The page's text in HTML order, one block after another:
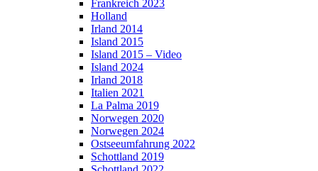
Frankreich 2023
Holland
Irland 2014
Island 2015
Island 2015 – Video
Island 2024
Irland 2018
Italien 2021
La Palma 2019
Norwegen 2020
Norwegen 2024
Ostseeumfahrung 2022
Schottland 2019